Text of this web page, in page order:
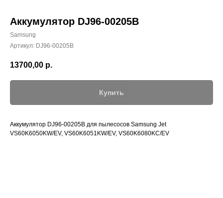
Аккумулятор DJ96-00205B
Samsung
Артикул: DJ96-00205B
13700,00 р.
Купить
Аккумулятор DJ96-00205B для пылесосов Samsung Jet
VS60K6050KW/EV, VS60K6051KW/EV, VS60K6080KC/EV